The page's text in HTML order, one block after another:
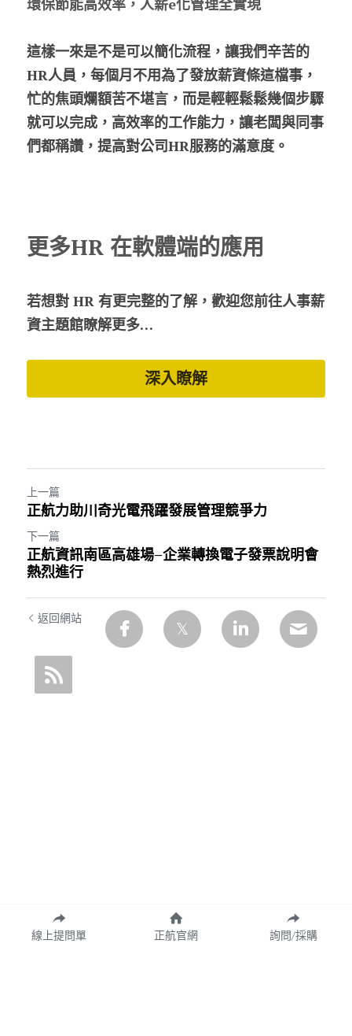
環保節能高效率，人薪e化管理全實現
這樣一來是不是可以簡化流程，讓我們辛苦的
HR人員，每個月不用為了發放薪資條這檔事，
忙的焦頭爛額苦不堪言，而是輕輕鬆鬆幾個步驟
就可以完成，高效率的工作能力，讓老闆與同事
們都稱讚，提高對公司HR服務的滿意度。
更多HR 在軟體端的應用
若想對 HR 有更完整的了解，歡迎您前往人事薪
資主題館瞭解更多…
深入瞭解
上一篇
正航力助川奇光電飛躍發展管理競爭力
下一篇
正航資訊南區高雄場–企業轉換電子發票說明會
熱烈進行
返回網站
線上提問單 正航官網 詢問/採購